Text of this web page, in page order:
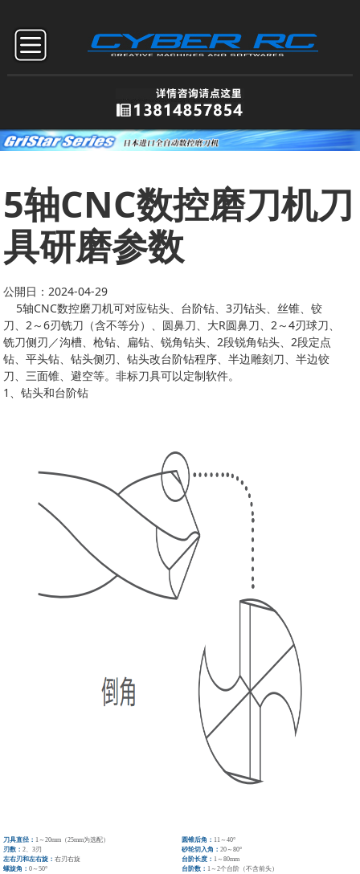
5轴CNC数控磨刀机刀
具研磨参数
公開日：2024-04-29
5轴CNC数控磨刀机可对应钻头、台阶钻、3刃钻头、丝锥、铰
刀、2～6刃铣刀（含不等分）、圆鼻刀、大R圆鼻刀、2～4刃球刀、
铣刀侧刃／沟槽、枪钻、扁钻、锐角钻头、2段锐角钻头、2段定点
钻、平头钻、钻头侧刃、钻头改台阶钻程序、半边雕刻刀、半边铰
刀、三面锥、避空等。非标刀具可以定制软件。
1、钻头和台阶钻
刀具直径： 1～20mm（25mm为选配） 圆锥后角： 11～40°
刃数：2、3刃 砂轮切入角：20～80°
左右刃和左右旋：右刃右旋 台阶长度： 1 ～80mm
螺旋角：0～50° 台阶数： 1～2个台阶（不含前头）